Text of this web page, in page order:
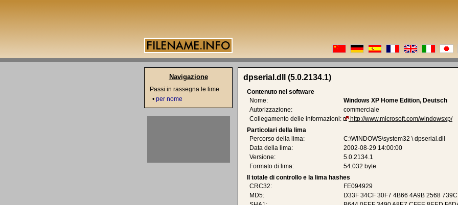
dpserial.dll (5.0.2134.1)
Contenuto nel software
Nome:
Windows XP Home Edition, Deutsch
Autorizzazione:
commerciale
Collegamento delle informazioni:
http://www.microsoft.com/windowsxp/
Particolari della lima
Percorso della lima:
C:\WINDOWS\system32 \ dpserial.dll
Data della lima:
2002-08-29 14:00:00
Versione:
5.0.2134.1
Formato di lima:
54.032 byte
Il totale di controllo e la lima hashes
CRC32:
FE094929
MD5:
D33F 34CF 30F7 4B66 4A9B 2568
Navigazione
Passi in rassegna le lime
• per nome